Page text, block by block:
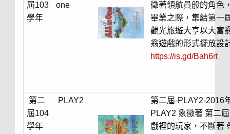
屆103
學年
one
徵著領航員般的角色
畢業之際，集結第一
觀光旅遊大亨以大富
翁遊戲的形式擺放設
https://is.gd/Bah6rt
第二
屆104
學年
PLAY2
第二屆-PLAY2-2016
PLAY2 象徵著 第二
戲裡的玩家，不斷著